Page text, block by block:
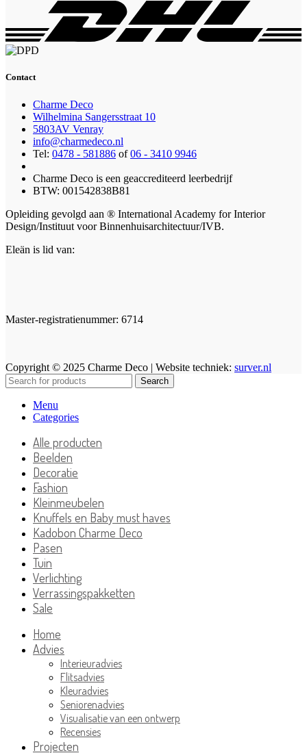
Contact
Charme Deco
Wilhelmina Sangersstraat 10
5803AV Venray
info@charmedeco.nl
Tel: 0478 - 581886 of06 - 3410 9946
Charme Deco is een geaccrediteerd leerbedrijf
BTW: 001542838B81
Opleiding gevolgd aan ® International Academy for Interior
Design/Instituut voor Binnenhuisarchitectuur/IVB.
Eleän is lid van:
Master-registratienummer: 6714
Copyright © 2025 Charme Deco | Website techniek: surver.nl
Search
Menu
Categories
Alle producten
Beelden
Decoratie
Fashion
Kleinmeubelen
Knuffels en Baby must haves
Kadobon Charme Deco
Pasen
Tuin
Verlichting
Verrassingspakketten
Sale
Home
Advies
Interieuradvies
Flitsadvies
Kleuradvies
Seniorenadvies
Visualisatie van een ontwerp
Recensies
Projecten